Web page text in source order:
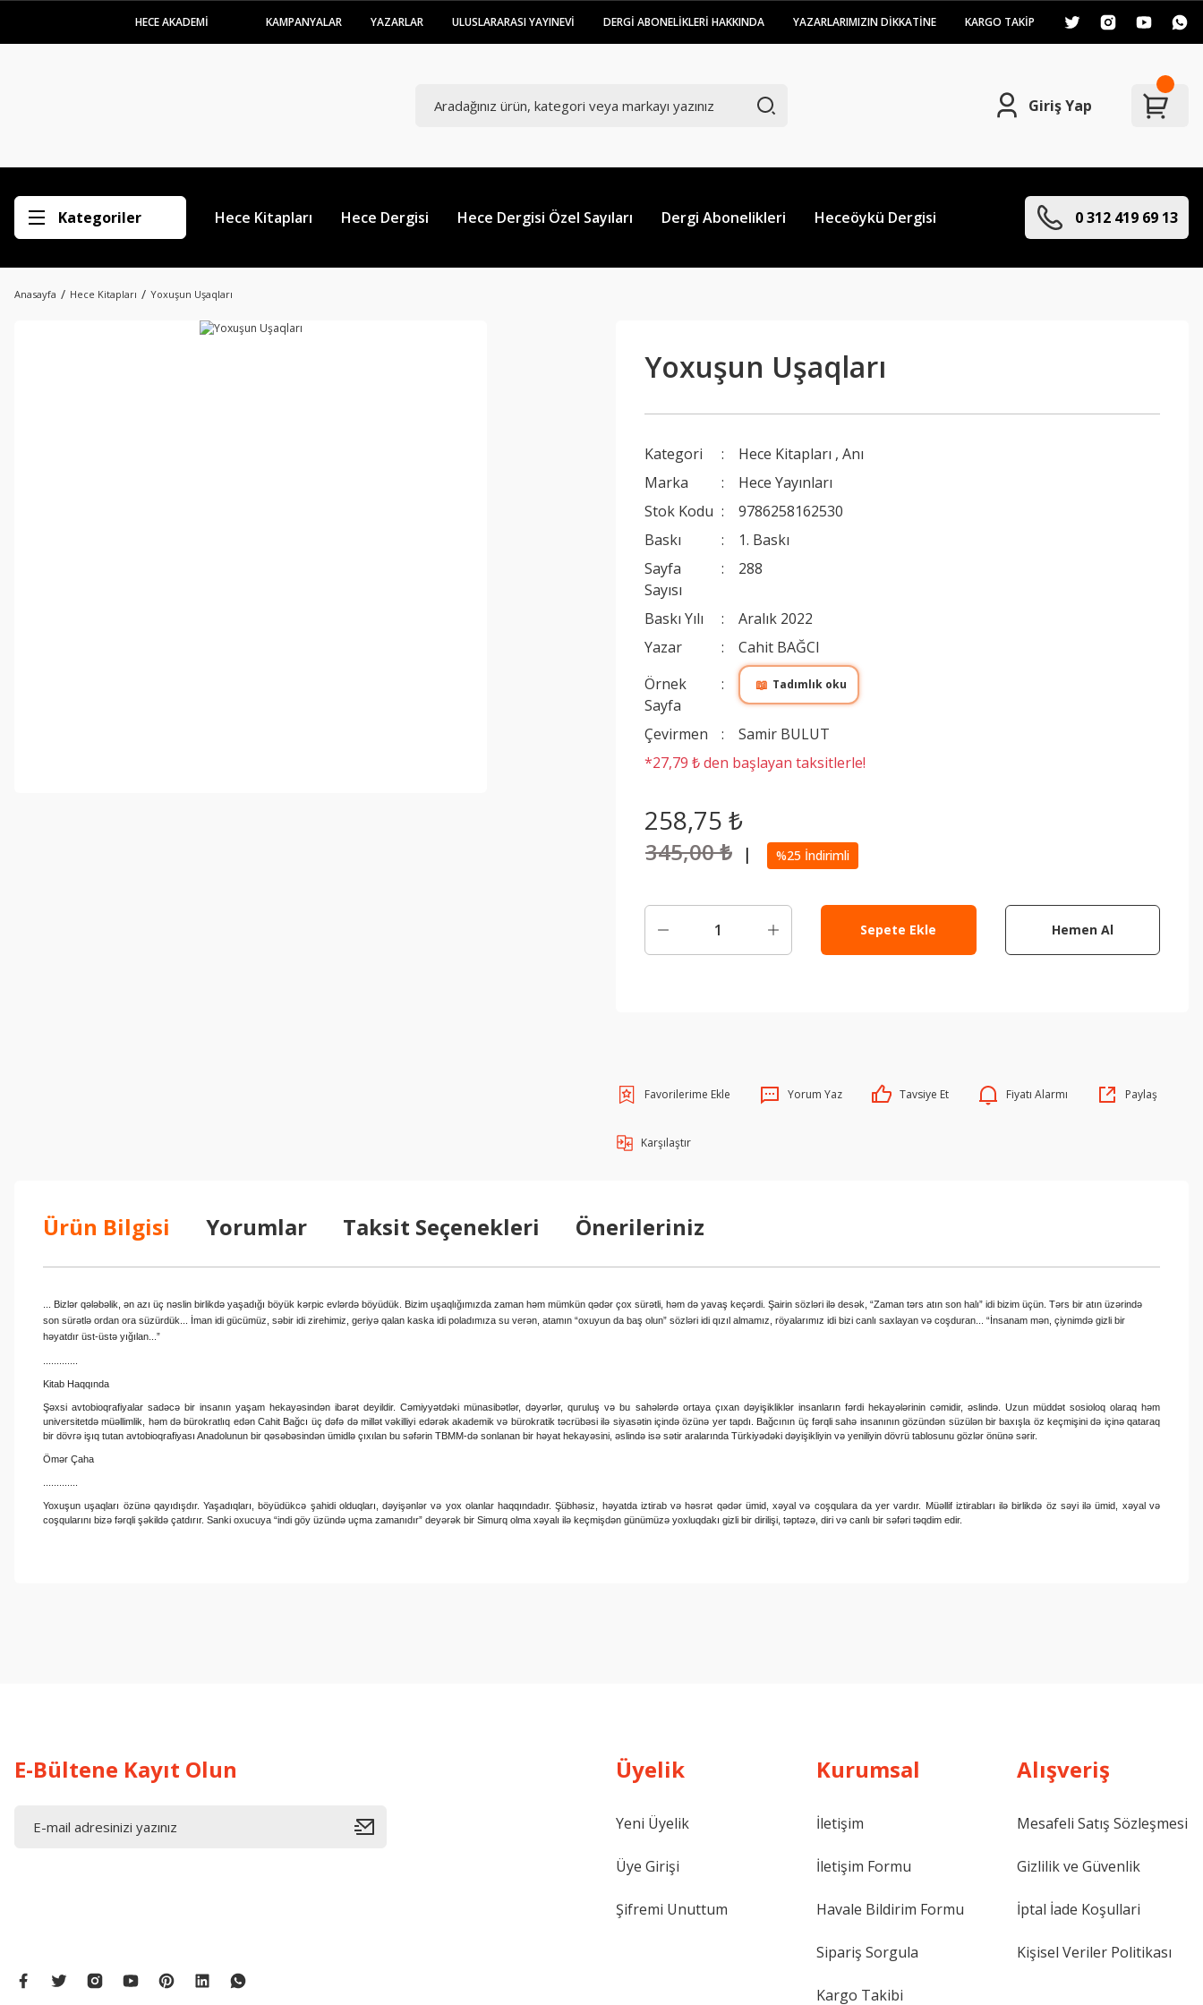
HECE AKADEMİ KAMPANYALAR YAZARLAR ULUSLARARASI YAYINEVİ DERGİ ABONELİKLERİ HAKKINDA YAZARLARIMIZIN DİKKATİNE KARGO TAKİP
Giriş Yap
Kategoriler Hece Kitapları Hece Dergisi Hece Dergisi Özel Sayıları Dergi Abonelikleri Heceöykü Dergisi 0 312 419 69 13
Anasayfa Hece Kitapları Yoxuşun Uşaqları
Yoxuşun Uşaqları
Kategori Hece Kitapları ,Anı
Marka
Hece Yayınları
Stok Kodu
9786258162530
Baskı
1. Baskı
Sayfa
Sayısı
288
Baskı Yılı
Aralık 2022
Yazar
Cahit BAĞCI
Örnek
Sayfa
📖 Tadımlık oku
Çevirmen
Samir BULUT
*27,79 ₺ den başlayan taksitlerle!
258,75 ₺
345,00 ₺ | %25 İndirimli
Sepete Ekle Hemen Al
Yorum Yaz Tavsiye Et Fiyatı Alarmı Paylaş
Karşılaştır
Ürün Bilgisi Yorumlar Taksit Seçenekleri Önerileriniz
... Bizlər qələbəlik, ən azı üç nəslin birlikdə yaşadığı böyük kərpic evlərdə böyüdük. Bizim uşaqlığımızda zaman həm mümkün qədər çox sürətli, həm də yavaş keçərdi. Şairin sözləri ilə desək, “Zaman tərs atın son halı” idi bizim üçün. Tərs bir atın üzərində
son sürətlə ordan ora süzürdük... İman idi gücümüz, səbir idi zirehimiz, geriyə qalan kaska idi poladımıza su verən, atamın “oxuyun da baş olun” sözləri idi qızıl almamız, röyalarımız idi bizi canlı saxlayan və coşduran... “İnsanam mən, çiynimdə gizli bir
həyatdır üst-üstə yığılan...”
Kitab Haqqında
Şəxsi avtobioqrafiyalar sadəcə bir insanın yaşam hekayəsindən ibarət deyildir. Cəmiyyətdəki münasibətlər, dəyərlər, quruluş və bu sahələrdə ortaya çıxan dəyişikliklər insanların fərdi hekayələrinin cəmidir, əslində. Uzun müddət sosioloq olaraq həm
universitetdə müəllimlik, həm də bürokratlıq edən Cahit Bağcı üç dəfə də millət vəkilliyi edərək akademik və bürokratik təcrübəsi ilə siyasətin içində özünə yer tapdı. Bağcının üç fərqli sahə insanının gözündən süzülən bir baxışla öz keçmişini də içinə qataraq
bir dövrə işıq tutan avtobioqrafiyası Anadolunun bir qəsəbəsindən ümidlə çıxılan bu səfərin TBMM-də sonlanan bir həyat hekayəsini, əslində isə sətir aralarında Türkiyədəki dəyişikliyin və yeniliyin dövrü tablosunu gözlər önünə sərir.
Ömər Çaha
Yoxuşun uşaqları özünə qayıdışdır. Yaşadıqları, böyüdükcə şahidi olduqları, dəyişənlər və yox olanlar haqqındadır. Şübhəsiz, həyatda iztirab və həsrət qədər ümid, xəyal və coşqulara da yer vardır. Müəllif iztirabları ilə birlikdə öz səyi ilə ümid, xəyal və
coşqularını bizə fərqli şəkildə çatdırır. Sanki oxucuya “indi göy üzündə uçma zamanıdır” deyərək bir Simurq olma xəyalı ilə keçmişdən günümüzə yoxluqdakı gizli bir dirilişi, təptəzə, diri və canlı bir səfəri təqdim edir.
E-Bültene Kayıt Olun Üyelik
Yeni Üyelik
Üye Girişi
Şifremi Unuttum
Kurumsal
İletişim
İletişim Formu
Havale Bildirim Formu
Sipariş Sorgula
Kargo Takibi
Alışveriş
Mesafeli Satış Sözleşmesi
Gizlilik ve Güvenlik
İptal İade Koşullari
Kişisel Veriler Politikası